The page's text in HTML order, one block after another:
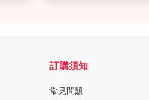
訂購須知
常見問題